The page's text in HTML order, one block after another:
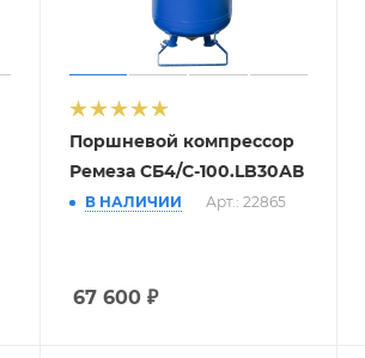
Поршневой компрессор
Ремеза СБ4/С-100.LB30АВ
В НАЛИЧИИ Арт.: 22865
67 600₽